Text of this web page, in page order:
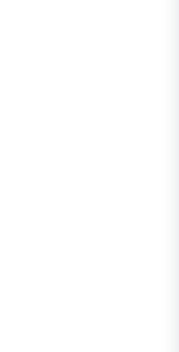
Midtfyn Kommune